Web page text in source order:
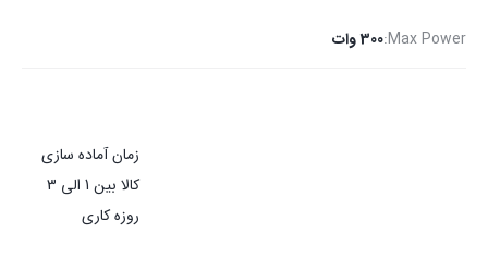
Max Power:300 وات
زمان آماده سازی
کالا بین 1 الی 3
روزه کاری